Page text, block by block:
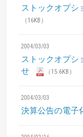
ストックオプシ
（16KB）
2004/03/03
ストックオプシ
せ
（15.6KB）
2004/03/03
決算公告の電子